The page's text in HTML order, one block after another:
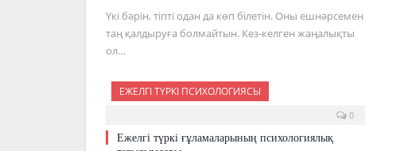
Үкі бәрін, тіпті одан да көп білетін. Оны ешнәрсемен
таң қалдыруға болмайтын. Кез-келген жаңалықты
ол…
ЕЖЕЛГІ ТҮРКІ ПСИХОЛОГИЯСЫ
0
Ежелгі түркі ғұламаларының психологиялық